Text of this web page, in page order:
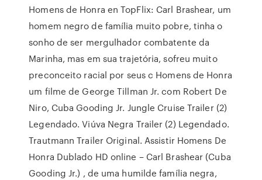
Homens de Honra en TopFlix: Carl Brashear, um
homem negro de família muito pobre, tinha o
sonho de ser mergulhador combatente da
Marinha, mas em sua trajetória, sofreu muito
preconceito racial por seus c Homens de Honra
um filme de George Tillman Jr. com Robert De
Niro, Cuba Gooding Jr. Jungle Cruise Trailer (2)
Legendado. Viúva Negra Trailer (2) Legendado.
Trautmann Trailer Original. Assistir Homens De
Honra Dublado HD online – Carl Brashear (Cuba
Gooding Jr.) , de uma humilde família negra,